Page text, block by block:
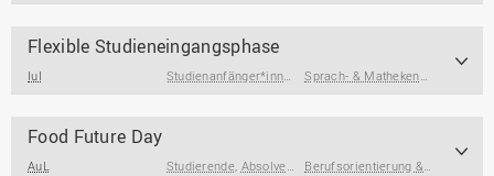
Flexible Studieneingangsphase
IuI Studienanfänger*innen Sprach- & Mathekenntnisse
Food Future Day
AuL Studierende, Absolvent*innen Berufsorientierung & Profilbildung